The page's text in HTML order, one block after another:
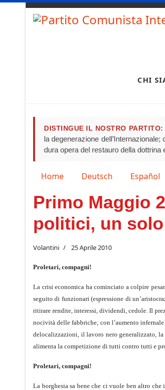
CHI
DISTINGUE IL NOSTRO PARTITO:
la degenerazione
dura opera del restauro della
Seleziona la tua lingua
Home Deutsch Español
Primo Maggio
politici, un
Volantini 25 Aprile 2010
Proletari, compagni!
La crisi economica ha cominciato a colpire
seguito di funzionari (espressione di
ritirare rendite, interessi, dividendi, cedole. Il
nocività delle fabbriche, con l’aumento
delocalizzazioni, il lavoro nero generalizzato,
alimenta la competizione di tutti contro tutti e
Proletari, compagni!
La borghesia sa bene che ci vuole ben altro